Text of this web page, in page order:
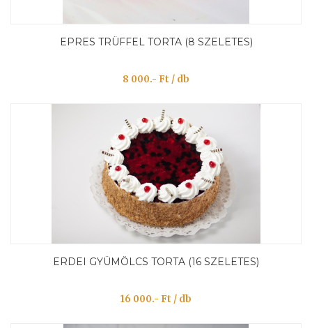
EPRES TRÜFFEL TORTA (8 SZELETES)
8 000.- Ft / db
ERDEI GYÜMÖLCS TORTA (16 SZELETES)
16 000.- Ft / db